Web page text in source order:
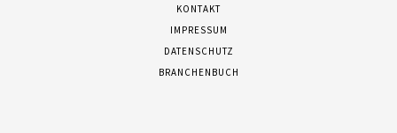
KONTAKT
IMPRESSUM
DATENSCHUTZ
BRANCHENBUCH